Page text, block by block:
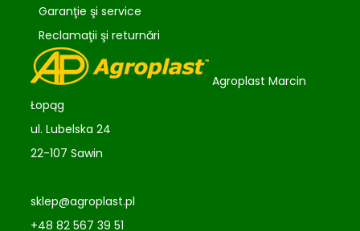
Garanţie şi service
Reclamaţii şi returnări
Agroplast Marcin
Łopąg
ul. Lubelska 24
22-107 Sawin
sklep@agroplast.pl
+48 82 567 39 51